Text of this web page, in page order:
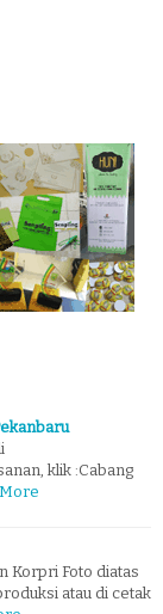
klik :Cabang
Korpri Foto diatas
atau di cetak